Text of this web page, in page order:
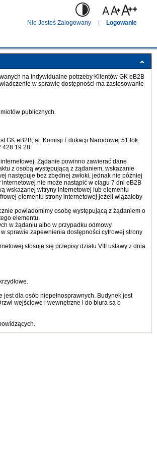
Nie Jesteś Zalogowany Logowanie
na indywidualne potrzeby Klientów GK eB2B
w sprawie dostępności ma zastosowanie
publicznych.
GK eB2B, al. Komisji Edukacji Narodowej 51 lok.
428 19 28
Żądanie powinno zawierać dane
z osobą występującą z żądaniem, wskazanie
następuje bez zbędnej zwłoki, jednak nie później
nie może nastąpić w ciągu 7 dni eB2B
wskazanej witryny internetowej lub elementu
elementu strony internetowej jeżeli wiązałoby
powiadomimy osobę występującą z żądaniem o
elementu.
w żądaniu albo w przypadku odmowy
sprawie zapewnienia dostępności cyfrowej strony
stosuje się przepisy działu VIII ustawy z dnia
dla osób niepełnosprawnych. Budynek jest
wejściowe i wewnętrzne i do biura są o